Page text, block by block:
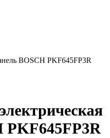
BOSCH PKF645FP3R
PKF645FP3R